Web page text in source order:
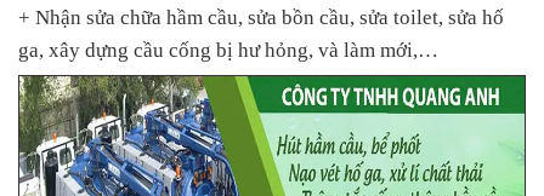
+ Nhận sửa chữa hầm cầu, sửa bồn cầu, sửa toilet, sửa hố
ga, xây dựng cầu cống bị hư hỏng, và làm mới,…